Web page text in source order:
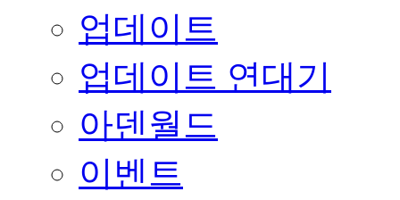
업데이트
업데이트 연대기
아덴월드
이벤트